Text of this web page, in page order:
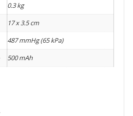
0.3 kg
17 x 3.5 cm
487 mmHg (65 kPa)
500 mAh